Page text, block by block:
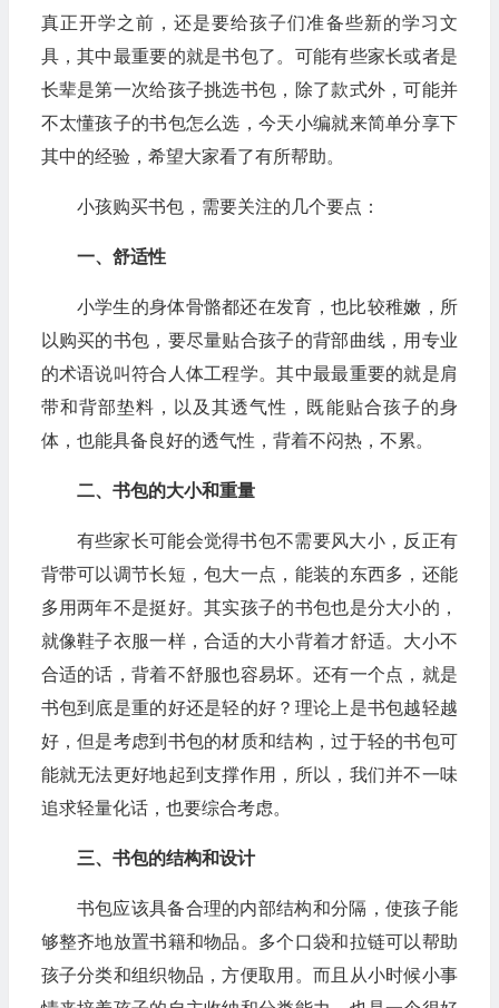
真正开学之前，还是要给孩子们准备些新的学习文
具，其中最重要的就是书包了。可能有些家长或者是
长辈是第一次给孩子挑选书包，除了款式外，可能并
不太懂孩子的书包怎么选，今天小编就来简单分享下
其中的经验，希望大家看了有所帮助。
小孩购买书包，需要关注的几个要点：
一、舒适性
小学生的身体骨骼都还在发育，也比较稚嫩，所
以购买的书包，要尽量贴合孩子的背部曲线，用专业
的术语说叫符合人体工程学。其中最最重要的就是肩
带和背部垫料，以及其透气性，既能贴合孩子的身
体，也能具备良好的透气性，背着不闷热，不累。
二、书包的大小和重量
有些家长可能会觉得书包不需要风大小，反正有
背带可以调节长短，包大一点，能装的东西多，还能
多用两年不是挺好。其实孩子的书包也是分大小的，
就像鞋子衣服一样，合适的大小背着才舒适。大小不
合适的话，背着不舒服也容易坏。还有一个点，就是
书包到底是重的好还是轻的好？理论上是书包越轻越
好，但是考虑到书包的材质和结构，过于轻的书包可
能就无法更好地起到支撑作用，所以，我们并不一味
追求轻量化话，也要综合考虑。
三、书包的结构和设计
书包应该具备合理的内部结构和分隔，使孩子能
够整齐地放置书籍和物品。多个口袋和拉链可以帮助
孩子分类和组织物品，方便取用。而且从小时候小事